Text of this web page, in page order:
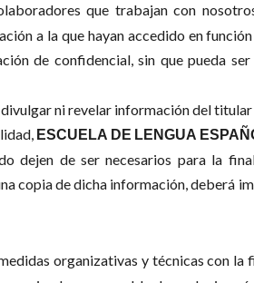
que trabajan con
a la que hayan accedido en
de confidencial, sin que pueda
ni revelar información del
ESCUELA DE LENGUA
dejen de ser necesarios para la
copia de dicha información, deberá
organizativas y técnicas con